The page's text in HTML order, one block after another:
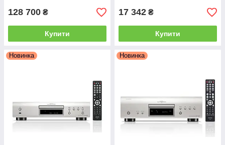
128 700 ₴
Купити
17 342 ₴
Купити
Новинка Новинка